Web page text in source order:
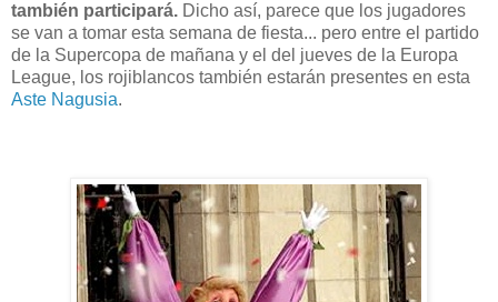
también participará. Dicho así, parece que los jugadores
se van a tomar esta semana de fiesta... pero entre el partido
de la Supercopa de mañana y el del jueves de la Europa
League, los rojiblancos también estarán presentes en esta
Aste Nagusia.